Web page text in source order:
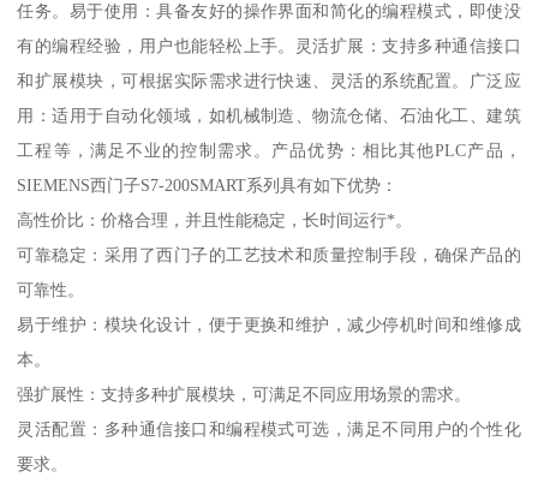
任务。易于使用：具备友好的操作界面和简化的编程模式，即使没
有的编程经验，用户也能轻松上手。灵活扩展：支持多种通信接口
和扩展模块，可根据实际需求进行快速、灵活的系统配置。广泛应
用：适用于自动化领域，如机械制造、物流仓储、石油化工、建筑
工程等，满足不业的控制需求。产品优势：相比其他PLC产品，
SIEMENS西门子S7-200SMART系列具有如下优势：
高性价比：价格合理，并且性能稳定，长时间运行*。
可靠稳定：采用了西门子的工艺技术和质量控制手段，确保产品的
可靠性。
易于维护：模块化设计，便于更换和维护，减少停机时间和维修成
本。
强扩展性：支持多种扩展模块，可满足不同应用场景的需求。
灵活配置：多种通信接口和编程模式可选，满足不同用户的个性化
要求。